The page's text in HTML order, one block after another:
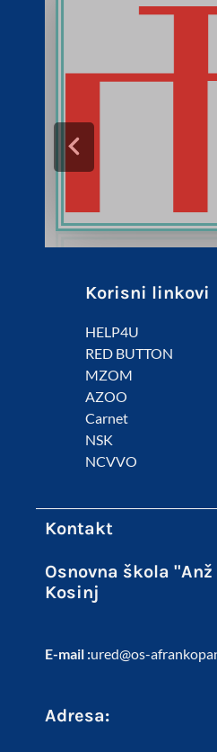
Korisni linkovi
HELP4U
RED BUTTON
MZOM
AZOO
Carnet
NSK
NCVVO
Kontakt
Osnovna škola
Kosinj
E-mail :ured@os-
Adresa: